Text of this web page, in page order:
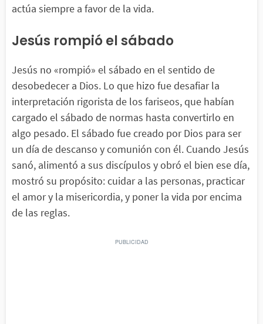
actúa siempre a favor de la vida.
Jesús rompió el sábado
Jesús no «rompió» el sábado en el sentido de
desobedecer a Dios. Lo que hizo fue desafiar la
interpretación rigorista de los fariseos, que habían
cargado el sábado de normas hasta convertirlo en
algo pesado. El sábado fue creado por Dios para ser
un día de descanso y comunión con él. Cuando Jesús
sanó, alimentó a sus discípulos y obró el bien ese día,
mostró su propósito: cuidar a las personas, practicar
el amor y la misericordia, y poner la vida por encima
de las reglas.